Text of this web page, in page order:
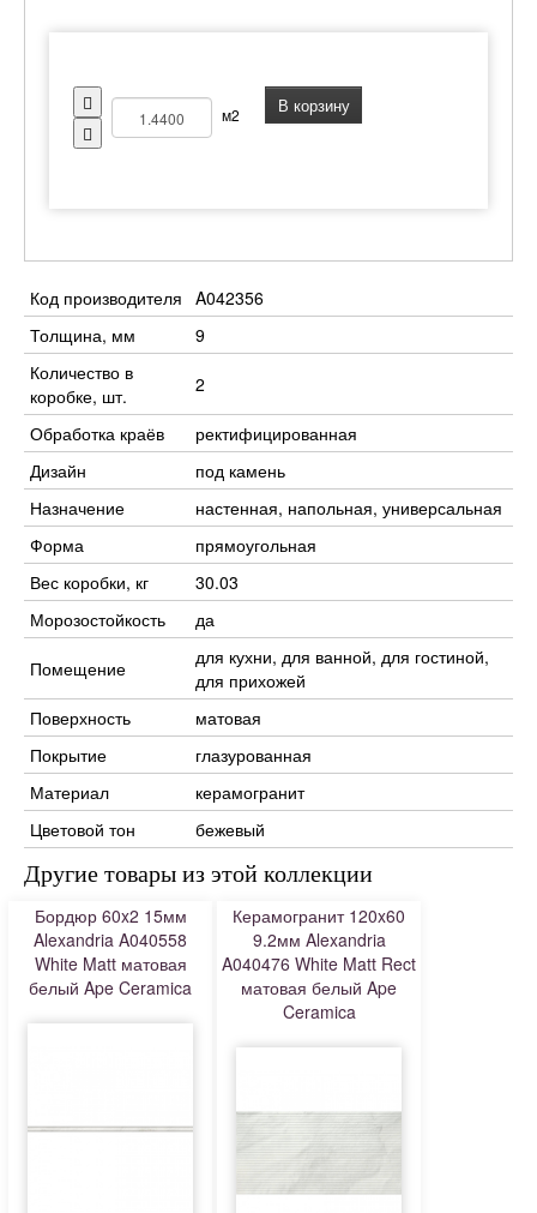
м2 В корзину
Код производителя A042356
Толщина, мм
9
Количество в
коробке, шт.
2
Обработка краёв
ректифицированная
Дизайн
под камень
Назначение
настенная, напольная, универсальная
Форма
прямоугольная
Вес коробки, кг
30.03
Морозостойкость
да
Помещение
для кухни, для ванной, для гостиной,
для прихожей
Поверхность
матовая
Покрытие
глазурованная
Материал
керамогранит
Цветовой тон
бежевый
Другие товары из этой коллекции
Бордюр 60x2 15мм
Alexandria A040558
White Matt матовая
белый Ape Ceramica
Керамогранит 120x60
9.2мм Alexandria
A040476 White Matt Rect
матовая белый Ape
Ceramica